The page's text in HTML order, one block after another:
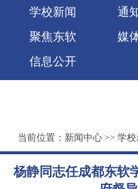
学校新闻
通
聚焦东软
媒
信息公开
当前位置： 新闻中心 >> 学校
杨静同志任成都东软